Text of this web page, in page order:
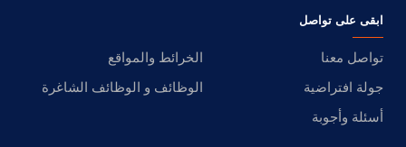
ابقى على تواصل
تواصل معنا
الخرائط والمواقع
جولة افتراضية
الوظائف و الوظائف الشاغرة
أسئلة وأجوبة